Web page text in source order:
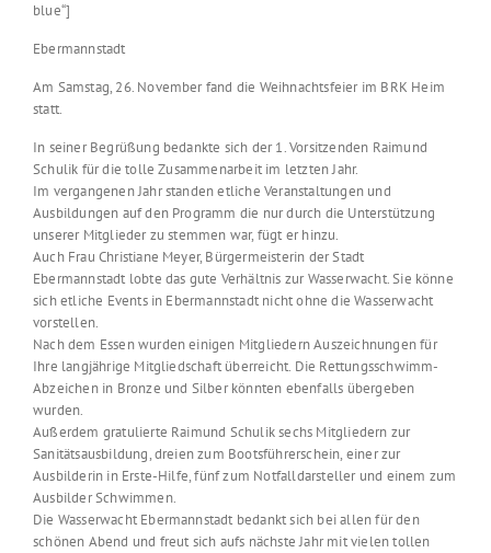
blue“]
Ebermannstadt
Am Samstag, 26. November fand die Weihnachtsfeier im BRK Heim
statt.
In seiner Begrüßung bedankte sich der 1. Vorsitzenden Raimund
Schulik für die tolle Zusammenarbeit im letzten Jahr.
Im vergangenen Jahr standen etliche Veranstaltungen und
Ausbildungen auf den Programm die nur durch die Unterstützung
unserer Mitglieder zu stemmen war, fügt er hinzu.
Auch Frau Christiane Meyer, Bürgermeisterin der Stadt
Ebermannstadt lobte das gute Verhältnis zur Wasserwacht. Sie könne
sich etliche Events in Ebermannstadt nicht ohne die Wasserwacht
vorstellen.
Nach dem Essen wurden einigen Mitgliedern Auszeichnungen für
Ihre langjährige Mitgliedschaft überreicht. Die Rettungsschwimm-
Abzeichen in Bronze und Silber könnten ebenfalls übergeben
wurden.
Außerdem gratulierte Raimund Schulik sechs Mitgliedern zur
Sanitätsausbildung, dreien zum Bootsführerschein, einer zur
Ausbilderin in Erste-Hilfe, fünf zum Notfalldarsteller und einem zum
Ausbilder Schwimmen.
Die Wasserwacht Ebermannstadt bedankt sich bei allen für den
schönen Abend und freut sich aufs nächste Jahr mit vielen tollen